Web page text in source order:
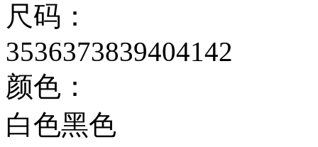
尺码：
3536373839404142
颜色：
白色黑色